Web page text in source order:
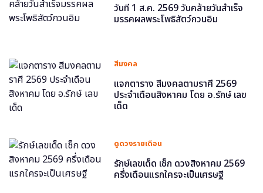
วันที่ 1 ส.ค. 2569 วันคล้ายวันสำเร็จ
มรรคผลพระโพธิสัตว์กวนอิม
สีมงคล
แจกตาราง สีมงคลตามราศี 2569
ประจำเดือนสิงหาคม โดย อ.รักษ์ เลข
เด็ด
ดูดวงรายเดือน
รักษ์เลขเด็ด เช็ก ดวงสิงหาคม 2569
ครึ่งเดือนแรกใครจะเป็นเศรษฐี